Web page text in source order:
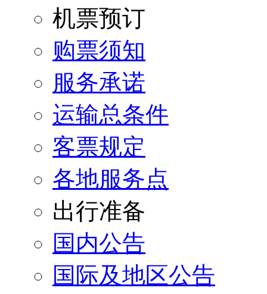
机票预订
购票须知
服务承诺
运输总条件
客票规定
各地服务点
出行准备
国内公告
国际及地区公告